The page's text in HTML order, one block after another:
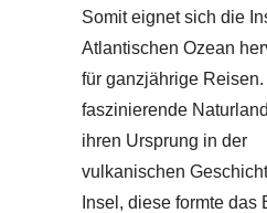
Somit eignet sich die
Atlantischen Ozean
für ganzjährige
faszinierende
ihren Ursprung in der
vulkanischen
Insel, diese formte das